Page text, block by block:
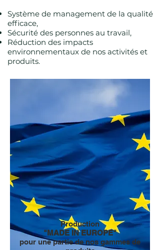
Système de management de la qualité
efficace,
Sécurité des personnes au travail,
Réduction des impacts
environnementaux de nos activités et
produits.
Production
"MADE IN EUROPE"
pour une partie de nos gammes de